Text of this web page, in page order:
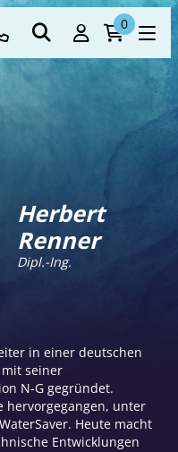
0
Herbert
Renner
Dipl.-Ing.
in einer deutschen
seiner
N-G gegründet.
hervorgegangen, unter
Heute macht
Entwicklungen